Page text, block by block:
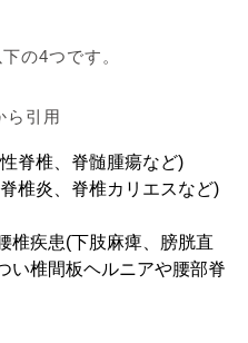
の4つです。
ら引用
脊椎、脊髄腫瘍など)
椎炎、脊椎カリエスなど)
椎疾患(下肢麻痺、膀胱直
い椎間板ヘルニアや腰部脊